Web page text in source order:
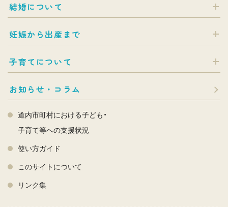
結婚について
妊娠から出産まで
子育てについて
お知らせ・コラム
道内市町村における子ども・
子育て等への支援状況
使い方ガイド
このサイトについて
リンク集